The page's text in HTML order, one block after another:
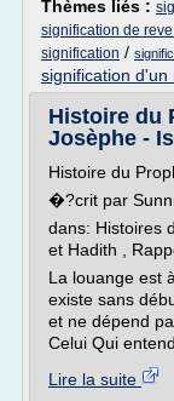
Thèmes liés :
signification de
signification /
signification
Histoire du
Josèphe -
Histoire du
�?crit par
dans: Histoires
et Hadith ,
La louange est
existe sans
et ne dépend
Celui Qui
Lire la suite